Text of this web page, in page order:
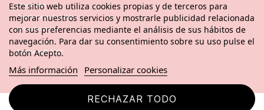
Este sitio web utiliza cookies propias y de terceros para
mejorar nuestros servicios y mostrarle publicidad relacionada
con sus preferencias mediante el análisis de sus hábitos de
navegación. Para dar su consentimiento sobre su uso pulse el
botón Acepto.
Más información Personalizar cookies
RECHAZAR TODO
Privacidad
Condiciones de venta
Aviso de cookies
Delatierra© 2021